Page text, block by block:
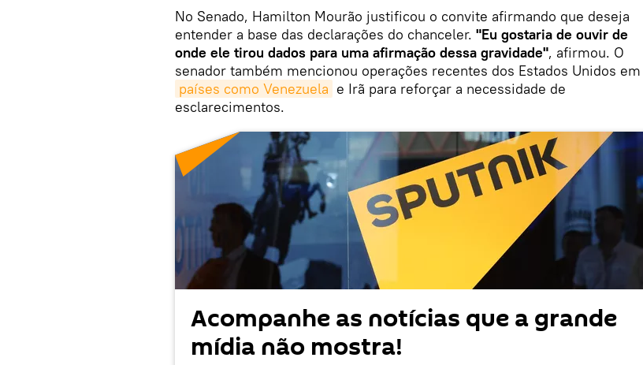
No Senado, Hamilton Mourão justificou o convite afirmando que deseja
entender a base das declarações do chanceler. "Eu gostaria de ouvir de
onde ele tirou dados para uma afirmação dessa gravidade", afirmou. O
senador também mencionou operações recentes dos Estados Unidos em
países como Venezuela e Irã para reforçar a necessidade de
esclarecimentos.
Acompanhe as notícias que a grande
mídia não mostra!